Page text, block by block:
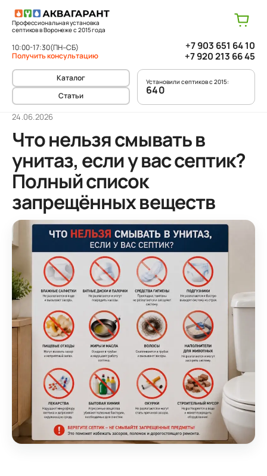
Профессиональная установка
септиков в Воронеже с 2015 года
Каталог
Статьи
Установили септиков с 2015:
640
10:00-17:30(ПН–СБ)
Получить консультацию
+7 903 651 64 10
+7 920 213 66 45
24.06.2026
Что нельзя смывать в
унитаз, если у вас септик?
Полный список
запрещённых веществ